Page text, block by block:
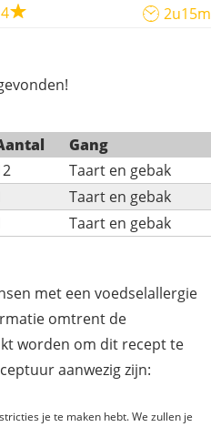
4
2u15m
Gang
Taart en gebak
Taart en gebak
Taart en gebak
met een voedselallergie
omtrent de
worden om dit recept te
aanwezig zijn:
je te maken hebt. We zullen je